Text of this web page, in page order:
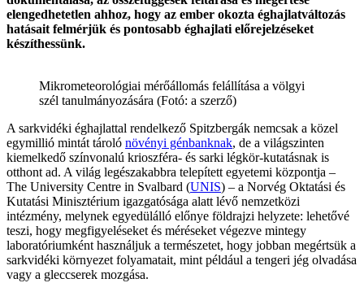
elengedhetetlen ahhoz, hogy az ember okozta éghajlatváltozás
hatásait felmérjük és pontosabb éghajlati előrejelzéseket
készíthessünk.
Mikrometeorológiai mérőállomás felállítása a völgyi
szél tanulmányozására (Fotó: a szerző)
A sarkvidéki éghajlattal rendelkező Spitzbergák nemcsak a közel
egymillió mintát tároló növényi génbanknak, de a világszinten
kiemelkedő színvonalú krioszféra- és sarki légkör-kutatásnak is
otthont ad. A világ legészakabbra telepített egyetemi központja –
The University Centre in Svalbard (UNIS) – a Norvég Oktatási és
Kutatási Minisztérium igazgatósága alatt lévő nemzetközi
intézmény, melynek egyedülálló előnye földrajzi helyzete: lehetővé
teszi, hogy megfigyeléseket és méréseket végezve mintegy
laboratóriumként használjuk a természetet, hogy jobban megértsük a
sarkvidéki környezet folyamatait, mint például a tengeri jég olvadása
vagy a gleccserek mozgása.